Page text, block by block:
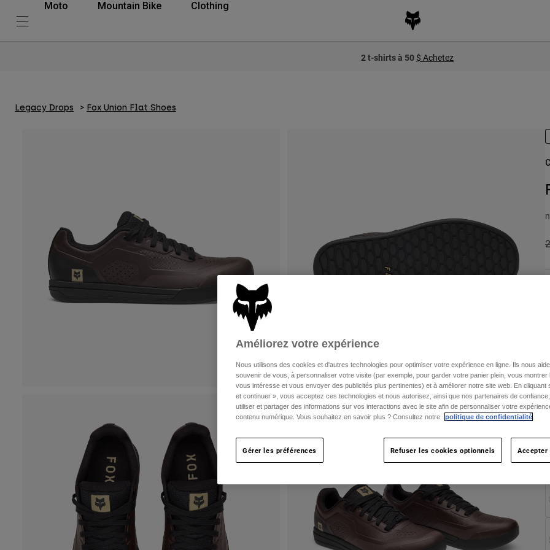
Moto Mountain Bike Clothing
2 t-shirts à 50 $ Achetez
Legacy Drops Fox Union Flat Shoes
Améliorez votre expérience
Nous utilisons des cookies et d'autres technologies pour optimiser votre expérience en ligne. Ils nous
souvenir de vous, à personnaliser votre visite (par exemple, pour garder votre panier plein, vous montrer
vous intéresse et vous envoyer des publicités plus pertinentes) et à améliorer notre site web. En cliquant
et continuer », vous acceptez ces technologies et nous autorisez, ainsi que nos partenaires de
utiliser et partager des informations sur vos interactions avec le site afin de personnaliser votre
contenu numérique. Vous souhaitez en savoir plus ? Consultez notre
politique de confidentialité.
Gérer les préférences Refuser les cookies optionnels Accepter